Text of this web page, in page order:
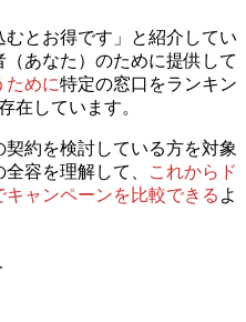
むとお得です」と紹介してい
（あなた）のために提供して
ために特定の窓口をランキン
在しています。
約を検討している方を対象
容を理解して、
これからド
ャンペーンを比較できる よ